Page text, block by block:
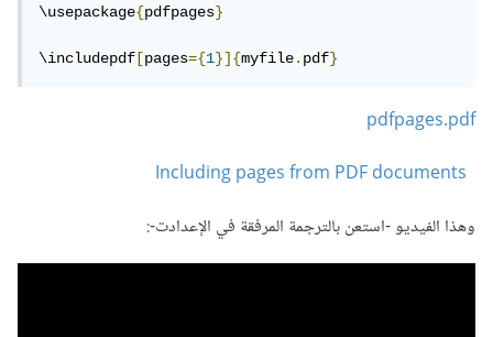
\usepackage{pdfpages}
\includepdf [pages={1}]{myfile.pdf}
pdfpages.pdf
Including pages from PDF documents
وهذا الفيديو -استعن بالترجمة المرفقة في الإعدادت-: